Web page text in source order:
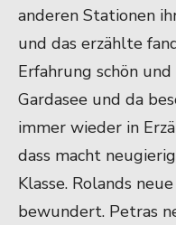
anderen Stationen
und das erzählte
Erfahrung schön
Gardasee und da
immer wieder in
dass macht
Klasse. Rolands
bewundert. Petras